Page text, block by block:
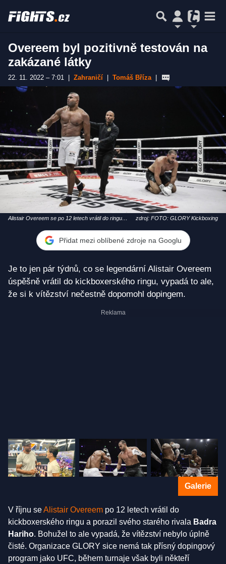
Overeem byl pozitivně testován na
zakázané látky
22. 11. 2022 – 7:01 Zahraničí Tomáš Bříza
Alistair Overeem se po 12 letech vrátil do ringu
zdroj: FOTO: GLORY Kickboxing
Přidat mezi oblíbené zdroje na Googlu
Je to jen pár týdnů, co se legendární Alistair Overeem
úspěšně vrátil do kickboxerského ringu, vypadá to ale,
že si k vítězství nečestně dopomohl dopingem.
Galerie
V říjnu seAlistair Overeem po 12 letech vrátil do
kickboxerského ringu a porazil svého starého rivala Badra
Hariho. Bohužel to ale vypadá, že vítězství nebylo úplně
čisté. Organizace GLORY sice nemá tak přísný dopingový
program jako UFC, během turnaje však byli někteří